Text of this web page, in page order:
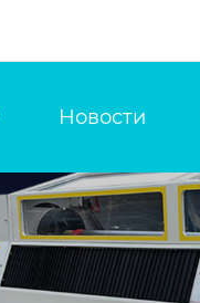
Новости